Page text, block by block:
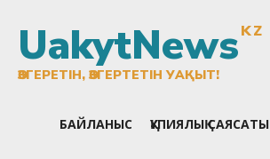
UakytNewsKZ
ӨЗГЕРЕТІН, ӨЗГЕРТЕТІН УАҚЫТ!
БАЙЛАНЫС ҚҰПИЯЛЫҚ САЯСАТЫ